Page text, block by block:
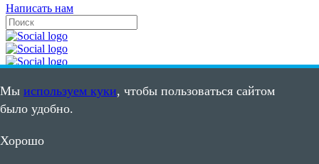
Мы используем куки, чтобы пользоваться сайтом
было удобно.
Хорошо
Написать нам
или другим вопросам